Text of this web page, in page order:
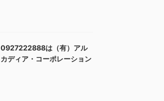
0927222888は（有）アル
カディア・コーポレーション